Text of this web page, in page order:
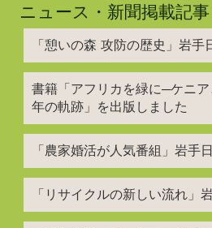
ニュース・新聞掲載記事
「憩いの森 攻防の歴史」岩
書籍「アフリカを緑に─ケニ
年の軌跡」を出版しました
「農家婚活が人気番組」岩手
「リサイクルの新しい流れ」